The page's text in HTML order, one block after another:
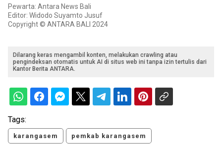
Pewarta: Antara News Bali
Editor: Widodo Suyamto Jusuf
Copyright © ANTARA BALI 2024
Dilarang keras mengambil konten, melakukan crawling atau
pengindeksan otomatis untuk AI di situs web ini tanpa izin tertulis dari
Kantor Berita ANTARA.
Tags:
karangasem pemkab karangasem